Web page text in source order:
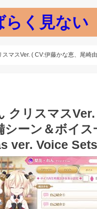
らく見ない
スマスVer. ( CV:伊藤かな恵、尾
クリスマス
ーン＆ボイ
ver. Voice Sets